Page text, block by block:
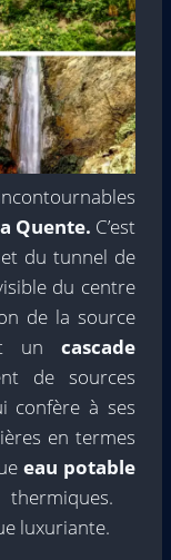
Quente. C’est
du tunnel de
du centre
de la source
un cascade
de sources
confère à ses
en termes
eau potable
luxuriante.